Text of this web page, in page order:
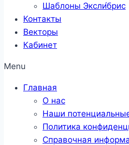
Шаблоны Эксли́брис
Контакты
Векторы
Кабинет
Menu
Главная
О нас
Наши
Политика
Справочная